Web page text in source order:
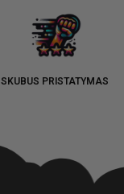
SKUBUS PRISTATYMAS